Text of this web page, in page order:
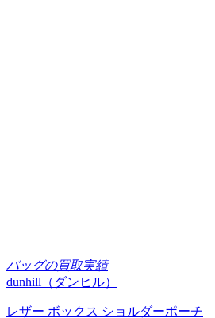
バッグの買取実績
dunhill（ダンヒル）
レザー ボックス ショルダーポーチ